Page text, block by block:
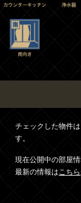
チェックした物件
す。
現在公開中の部屋情
最新の情報はこちら